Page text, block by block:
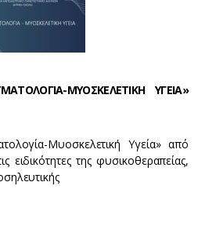
ΜΥΟΣΚΕΛΕΤΙΚΗ ΥΓΕΙΑ»
Μυοσκελετική Υγεία» από
της φυσικοθεραπείας,